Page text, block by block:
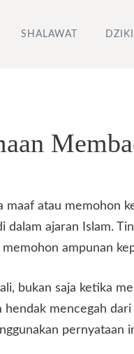
SHALAWAT
atau memohon
ajaran Islam.
ampunan
bukan saja ketika
mencegah